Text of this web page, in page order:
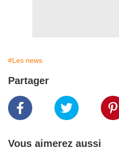
#Les news
Partager
Vous aimerez aussi